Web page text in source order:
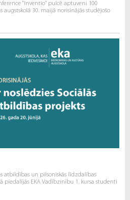
“Inventio” pulcē aptuveni 100
augstskolā 30. maijā norisinājās studējošo
atbildības un pilsoniskās līdzdalības
piedalījās EKA Vadībzinību 1. kursa studenti